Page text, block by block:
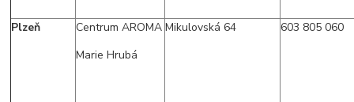
Plzeň
Centrum AROMA
Marie Hrubá
Mikulovská 64 603 805 060